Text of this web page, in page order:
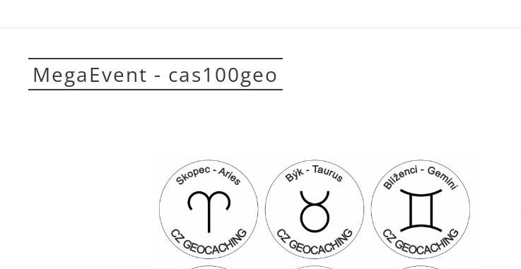
MegaEvent - cas100geo